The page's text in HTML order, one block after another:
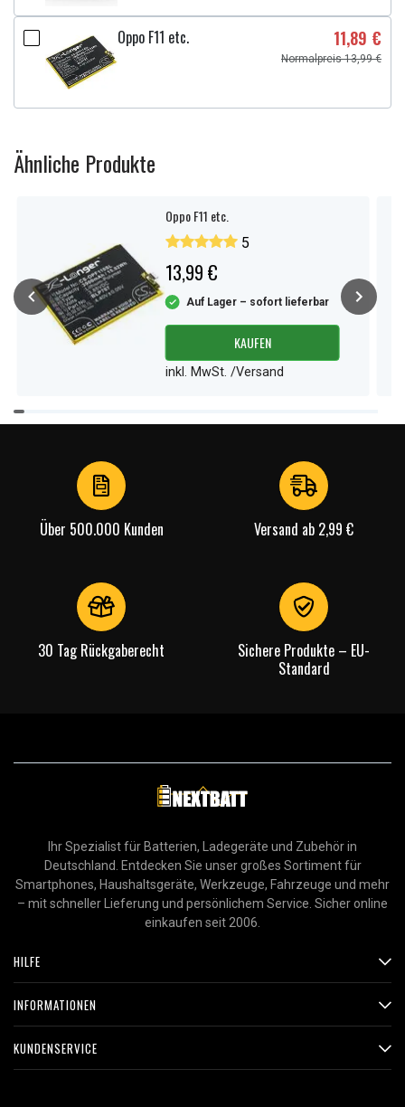
Oppo F11 etc. 11,89 €
Normalpreis 13,99 €
Ähnliche Produkte
Oppo F11 etc.
5
13,99 €
Auf Lager – sofort lieferbar
KAUFEN
inkl. MwSt. /Versand
Item
1
Über 500.000 Kunden Versand ab 2,99 €
30 Tag Rückgaberecht
Sichere Produkte – EU-
Standard
Ihr Spezialist für Batterien, Ladegeräte und Zubehör in
Deutschland. Entdecken Sie unser großes Sortiment für
Smartphones, Haushaltsgeräte, Werkzeuge, Fahrzeuge und mehr
– mit schneller Lieferung und persönlichem Service. Sicher online
einkaufen seit 2006.
HILFE
INFORMATIONEN
KUNDENSERVICE